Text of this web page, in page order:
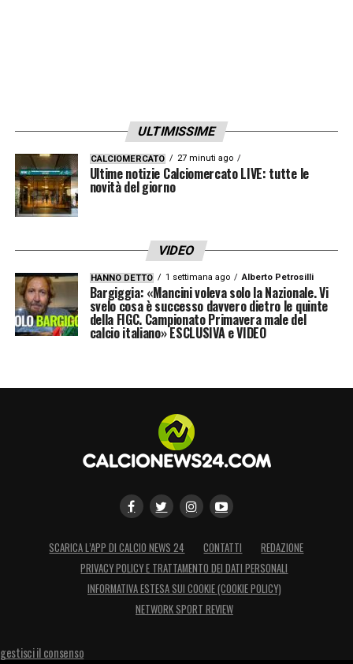
ULTIMISSIME
CALCIOMERCATO 27 minuti ago
Ultime notizie Calciomercato LIVE: tutte le
novità del giorno
VIDEO
HANNO DETTO 1 settimana ago Alberto Petrosilli
Bargiggia: «Mancini voleva solo la Nazionale. Vi
svelo cosa è successo davvero dietro le quinte
della FIGC. Campionato Primavera male del
calcio italiano» ESCLUSIVA e VIDEO
SCARICA L’APP DI CALCIO NEWS 24 CONTATTI
REDAZIONE
PRIVACY POLICY E TRATTAMENTO DEI DATI PERSONALI
INFORMATIVA ESTESA SUI COOKIE (COOKIE POLICY)
NETWORK SPORT REVIEW
gestisci il consenso